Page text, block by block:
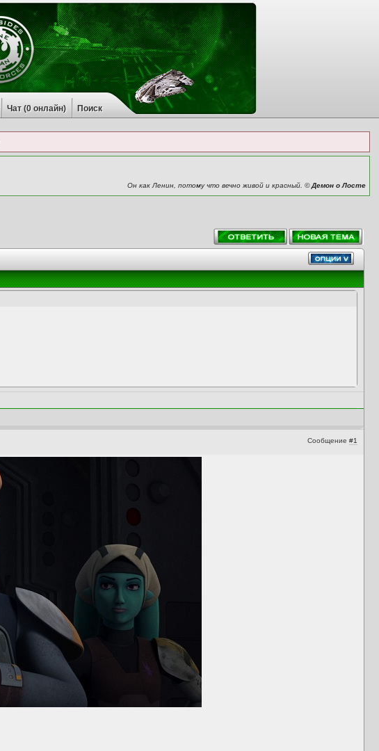
Чат (0онлайн) Поиск
Он как Ленин, потому что вечно живой и красный. ©Демон о Лосте
Сообщение #1